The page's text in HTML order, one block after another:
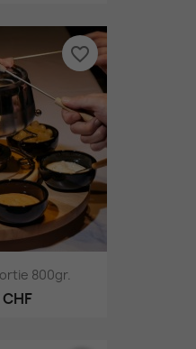
800gr.
favorite_border